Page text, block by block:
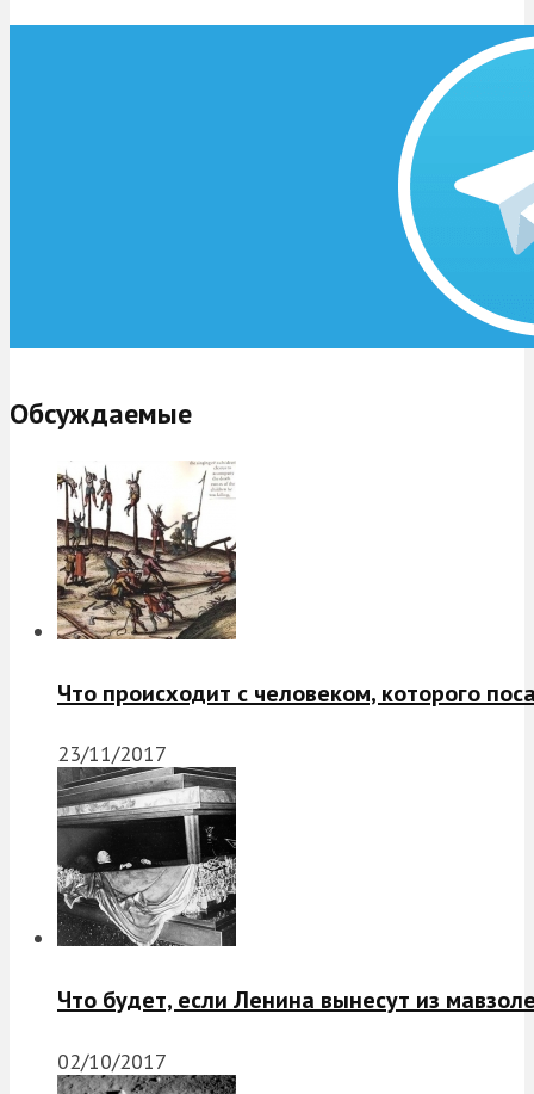
Обсуждаемые
Что происходит с человеком, которого
23/11/2017
Что будет, если Ленина вынесут из
02/10/2017